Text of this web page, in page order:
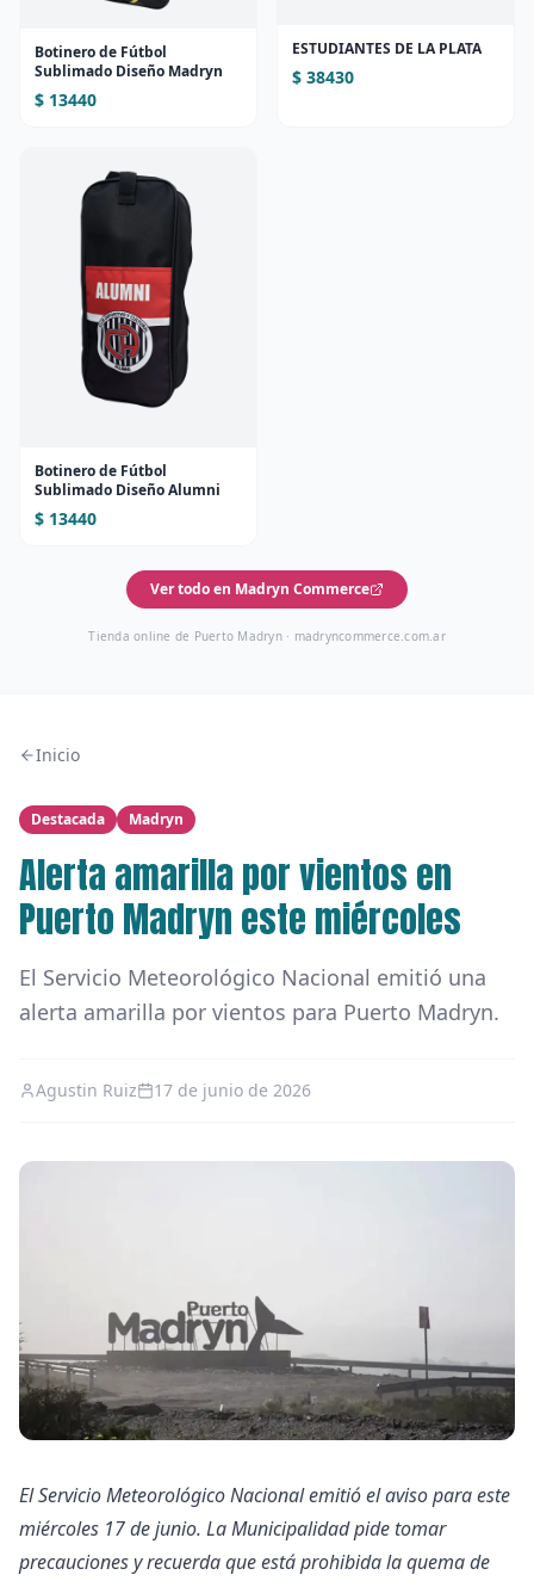
Botinero de Fútbol
Sublimado Diseño Madryn
$ 13440
ESTUDIANTES DE LA PLATA
$ 38430
Botinero de Fútbol
Sublimado Diseño Alumni
$ 13440
Ver todo en Madryn Commerce
Tienda online de Puerto Madryn · madryncommerce.com.ar
Inicio
Destacada Madryn
Alerta amarilla por vientos en
Puerto Madryn este miércoles
El Servicio Meteorológico Nacional emitió una
alerta amarilla por vientos para Puerto Madryn.
Agustin Ruiz 17 de junio de 2026
El Servicio Meteorológico Nacional emitió el aviso para este
miércoles 17 de junio. La Municipalidad pide tomar
precauciones y recuerda que está prohibida la quema de